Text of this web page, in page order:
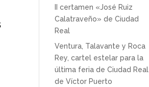
II certamen «José Ruiz
Calatraveño» de Ciudad
Real
Ventura, Talavante y Roca
Rey, cartel estelar para la
última feria de Ciudad Real
de Víctor Puerto